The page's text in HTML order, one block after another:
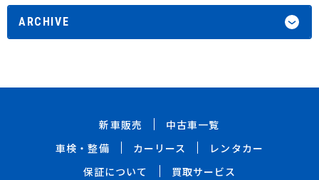
ARCHIVE
新車販売
中古車一覧
車検・整備
カーリース
レンタカー
保証について
買取サービス